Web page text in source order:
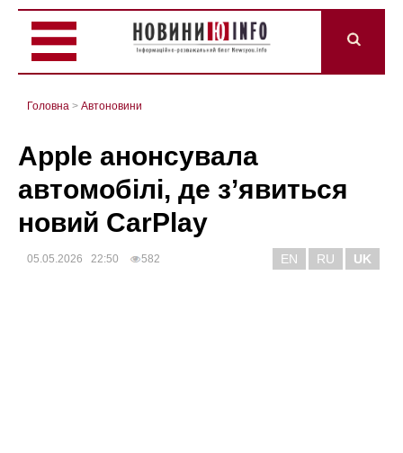
Головна > Автоновини
Apple анонсувала
автомобілі, де з’явиться
новий CarPlay
05.05.2026 22:50 582 EN RU UK